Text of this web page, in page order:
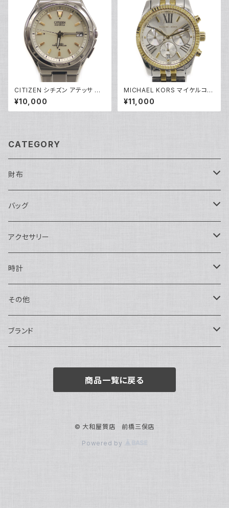
CITIZEN シチズン アテッサ エ
コドライブ ソーラー 電波時計 H
110-T011331 白文字盤 Y052
79
¥10,000
MICHAEL KORS マイケルコー
ス クォーツ クロノグラフ 腕時計
銀文字盤 MK5955 Y05269
¥11,000
CATEGORY
財布
長財布
二つ折り
バッグ
ショルダーバッグ・ボディバッグ
ハンドバッグ・ポーチ
トートバッグ
バックパック・リュックサック
ボストンバッグ
アクセサリー
ネックレス
指輪
ピアス・イヤリング
チャーム・キーホルダー
時計
アナログ・機械式
アナログ・クォーツ
その他
ペン・万年筆
ブランド
BOTTEGA VENETA
商品一覧に戻る
© 大和屋質店 前橋三俣店
Powered by